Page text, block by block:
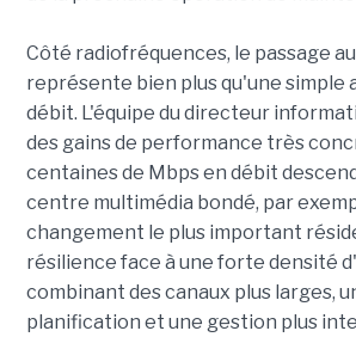
Côté radiofréquences, le passage
représente bien plus qu'une simple
débit. L'équipe du directeur
des gains de performance très
centaines de Mbps en débit
centre multimédia bondé, par
changement le plus important
résilience face à une forte densité
combinant des canaux plus larges,
planification et une gestion plus